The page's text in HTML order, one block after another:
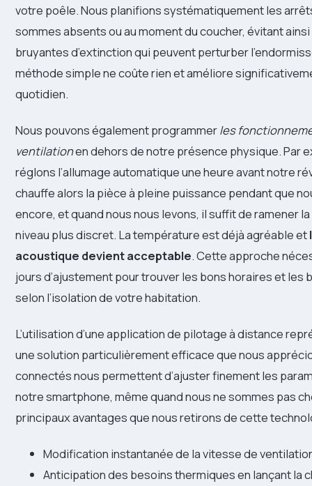
votre poêle. Nous planifions systématiquement les
sommes absents ou au moment du coucher, évitant
bruyantes d’extinction qui peuvent perturber
méthode simple ne coûte rien et améliore
quotidien.
Nous pouvons également programmerles
ventilationen dehors de notre présence physique. Par
réglons l’allumage automatique une heure avant notre
chauffe alors la pièce à pleine puissance pendant que
encore, et quand nous nous levons, il suffit de ramener
niveau plus discret. La température est déjà agréable et
acoustique devient acceptable. Cette approche
jours d’ajustement pour trouver les bons horaires et les
selon l’isolation de votre habitation.
L’utilisation d’une application de pilotage à distance
une solution particulièrement efficace que nous
connectés nous permettent d’ajuster finement les
notre smartphone, même quand nous ne sommes pas
principaux avantages que nous retirons de cette
Modification instantanée de la vitesse de
Anticipation des besoins thermiques en lançant la